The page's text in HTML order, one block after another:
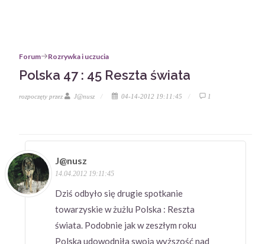
Forum Rozrywka i uczucia
Polska 47 : 45 Reszta świata
rozpoczęty przez J@nusz 04-14-2012 19:11:45 1
J@nusz
14.04.2012 19:11:45
Dziś odbyło się drugie spotkanie
towarzyskie w żużlu Polska : Reszta
świata. Podobnie jak w zeszłym roku
Polska udowodniła swoją wyższość nad